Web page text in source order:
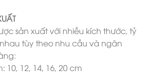
sản xuất với nhiều kích thước, tỷ
tùy theo nhu cầu và ngân
10, 12, 14, 16, 20 cm